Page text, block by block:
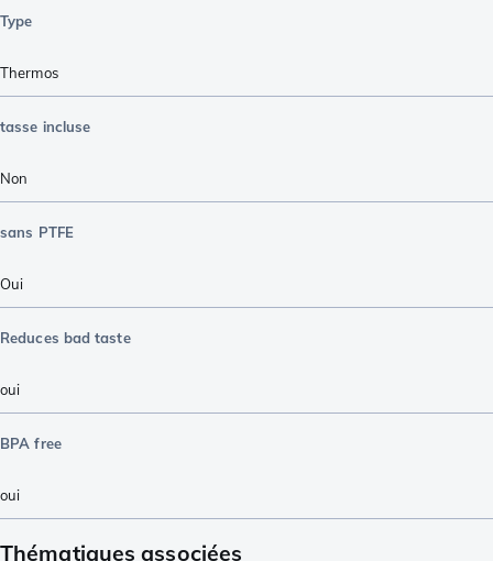
Type
Thermos
tasse incluse
Non
sans PTFE
Oui
Reduces bad taste
oui
BPA free
oui
Thématiques associées